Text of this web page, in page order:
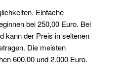
Einfache
bei 250,00 Euro. Bei
kann der Preis in seltenen
Die meisten
600,00 und 2.000 Euro.